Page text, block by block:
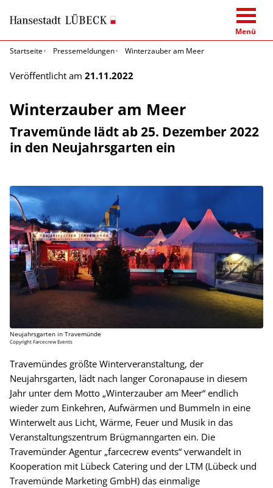
Menü
Startseite
Pressemeldungen Winterzauber am Meer
Veröffentlicht am 21.11.2022
Winterzauber am Meer
Travemünde lädt ab 25. Dezember 2022
in den Neujahrsgarten ein
Neujahrsgarten in Travemünde
Copyright Farcecrew Events
Travemündes größte Winterveranstaltung, der
Neujahrsgarten, lädt nach langer Coronapause in diesem
Jahr unter dem Motto „Winterzauber am Meer“ endlich
wieder zum Einkehren, Aufwärmen und Bummeln in eine
Winterwelt aus Licht, Wärme, Feuer und Musik in das
Veranstaltungszentrum Brügmanngarten ein. Die
Travemünder Agentur „farcecrew events“ verwandelt in
Kooperation mit Lübeck Catering und der LTM (Lübeck und
Travemünde Marketing GmbH) das einmalige